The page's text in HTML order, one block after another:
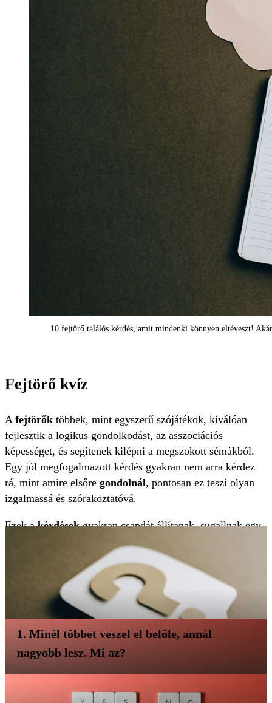
10 fejtörő találós kérdés, amit mindenki könnyen eltéveszt!
Fejtörő kvíz
A fejtörők többek, mint egyszerű szójátékok, kiválóan
fejlesztik a logikus gondolkodást, az asszociációs
képességet, és segítenek kilépni a megszokott sémákból.
Egy jól megfogalmazott kérdés gyakran nem arra kérdez
rá, mint amire elsőre gondolnál, pontosan ez teszi olyan
izgalmassá és szórakoztatóvá.
Ezek akérdésekgyakran csapdát állítanak, sugallnak egy
, a lényeg az, hogy gondolkodsz, játszol, és
közben észrevétlenül tornáztatod az elméd.
Készen állsz? Jöjjön 10 fejtörő, amely megtéveszthet!
Te kiállod a próbát? Derítsd ki most!
Ha legalább 7-et eltalálsz, igazi fejtörőbajnok vagy! Küldd
tovább barátaidnak is, és nézd meg, ők meddig jutnak!
1. Minél többet veszel el belőle, annál
nagyobb lesz. Mi az?